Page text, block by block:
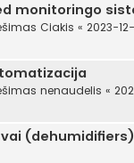
monitoringo
Ciakis « 2023-12-
nenaudelis «